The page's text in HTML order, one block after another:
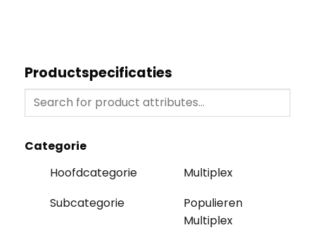
Productspecificaties
Categorie
Hoofdcategorie
Multiplex
Subcategorie
Populieren
Multiplex